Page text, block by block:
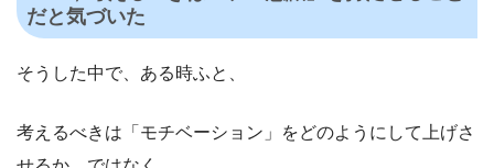
だと気づいた
そうした中で、ある時ふと、
考えるべきは「モチベーション」をどのようにして上げさ